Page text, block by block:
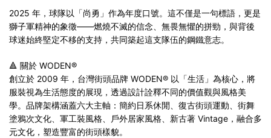
2025 年，球隊以「尚勇」作為年度口號。這不僅是一句標語，更是
獅子軍精神的象徵——燃燒不滅的信念、無畏無懼的拼勁，與背後
球迷始終堅定不移的支持，共同築起這支隊伍的鋼鐵意志。
🔺 關於 WODEN®
創立於 2009 年，台灣街頭品牌 WODEN® 以「生活」為核心，將
服裝視為生活態度的展現，透過設計詮釋不同的價值觀與風格美
學。品牌架構涵蓋六大主軸：簡約日系休閒、復古街頭運動、街舞
塗鴉次文化、軍工裝風格、戶外居家風格、新古著 Vintage，融合多
元文化，塑造豐富的街頭樣貌。